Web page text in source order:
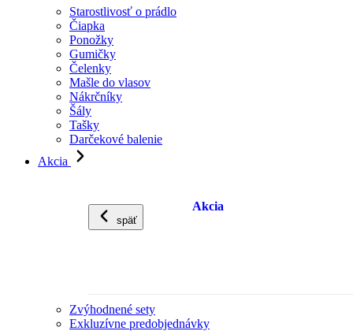
Starostlivosť o prádlo
Čiapka
Ponožky
Gumičky
Čelenky
Mašle do vlasov
Nákrčníky
Šály
Tašky
Darčekové balenie
Akcia
späť
Akcia
Zvýhodnené sety
Exkluzívne predobjednávky